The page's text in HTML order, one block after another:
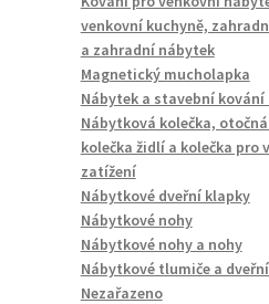
venkovní kuchyně,
a zahradní nábytek
Magnetický mucholapka
Nábytek a stavební kování
Nábytková kolečka,
kolečka židlí a kolečka pro
zatížení
Nábytkové dveřní klapky
Nábytkové nohy
Nábytkové nohy a nohy
Nábytkové tlumiče a
Nezařazeno